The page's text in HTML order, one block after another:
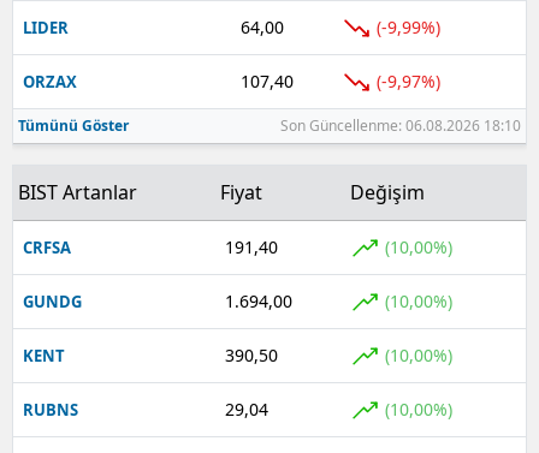
LIDER 64,00 (-9,99%)
ORZAX 107,40 (-9,97%)
Tümünü Göster Son Güncellenme: 06.08.2026 18:10
BIST Artanlar Fiyat Değişim
CRFSA 191,40 (10,00%)
GUNDG 1.694,00 (10,00%)
KENT 390,50 (10,00%)
RUBNS 29,04 (10,00%)